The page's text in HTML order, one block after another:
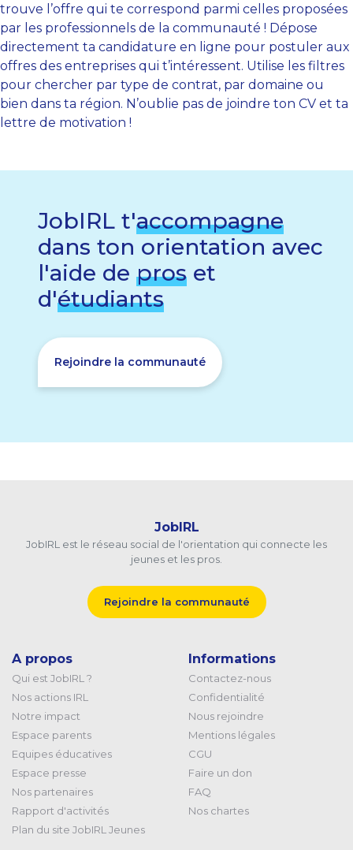
trouve l’offre qui te correspond parmi celles proposées
par les professionnels de la communauté ! Dépose
directement ta candidature en ligne pour postuler aux
offres des entreprises qui t’intéressent. Utilise les filtres
pour chercher par type de contrat, par domaine ou
bien dans ta région. N’oublie pas de joindre ton CV et ta
lettre de motivation !
JobIRL t'accompagne
dans ton orientation avec
l'aide de pros et
d'étudiants
Rejoindre la communauté
JobIRL
JobIRL est le réseau social de l'orientation qui connecte les
jeunes et les pros.
Rejoindre la communauté
A propos
Qui est JobIRL ?
Nos actions IRL
Notre impact
Espace parents
Equipes éducatives
Espace presse
Nos partenaires
Rapport d'activités
Plan du site JobIRL Jeunes
Informations
Contactez-nous
Confidentialité
Nous rejoindre
Mentions légales
CGU
Faire un don
FAQ
Nos chartes